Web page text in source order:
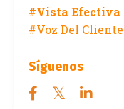
#vista Efectiva
#voz Del Cliente
Síguenos